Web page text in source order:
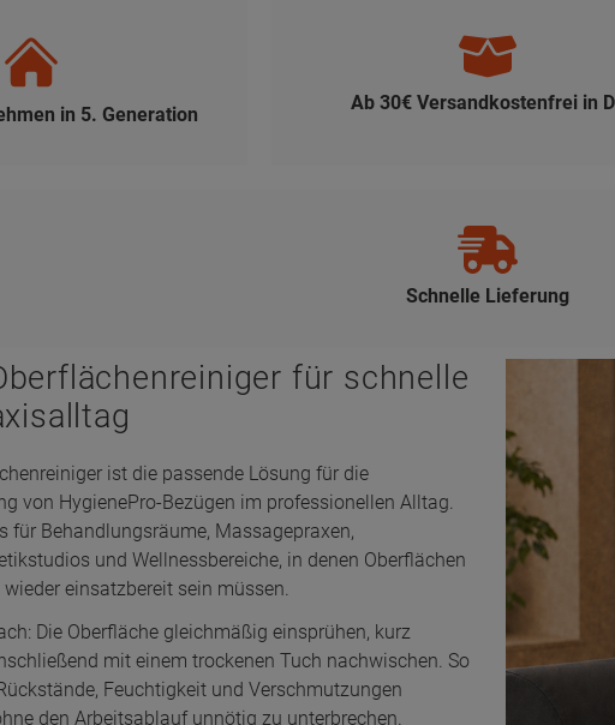
in 5. Generation
Ab 30€ Versandkostenfrei in DE
Schnelle Lieferung
ist die passende Lösung für die
für Behandlungsräume, Massagepraxen,
und Wellnessbereiche, in denen Oberflächen
einsatzbereit sein müssen.
Die Oberfläche gleichmäßig einsprühen, kurz
Feuchtigkeit und Verschmutzungen
den Arbeitsablauf unnötig zu unterbrechen.
eine angenehm weiche Velours-Oberfläche und